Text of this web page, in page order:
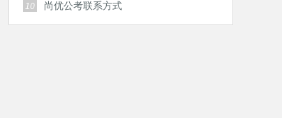
10 尚优公考联系方式